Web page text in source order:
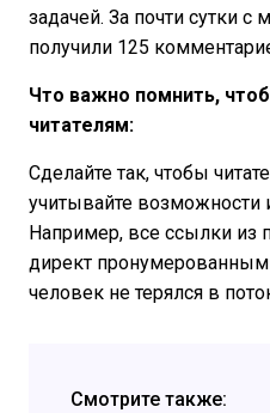
задачей. За почти сутки
получили 125
Что важно помнить,
читателям:
Сделайте так, чтобы
учитывайте
Например, все ссылки из
директ
человек не терялся в
Смотрите также: